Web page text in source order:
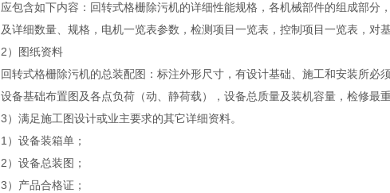
应包含如下内容：回转式格栅除污机的详细性能规格，各机械部件的组成部分
及详细数量、规格，电机一览表参数，检测项目一览表，控制项目一览表，对
2）图纸资料
回转式格栅除污机的总装配图：标注外形尺寸，有设计基础、施工和安装所必
设备基础布置图及各点负荷（动、静荷载），设备总质量及装机容量，检修最
3）满足施工图设计或业主要求的其它详细资料。
1）设备装箱单；
2）设备总装图；
3）产品合格证；